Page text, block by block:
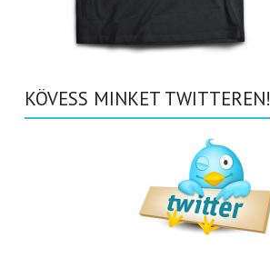
KÖVESS MINKET TWITTEREN!